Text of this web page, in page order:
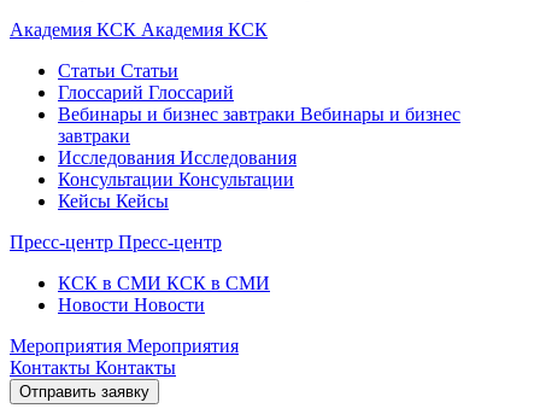
Академия КСК Академия КСК
Статьи Статьи
Глоссарий Глоссарий
Вебинары и бизнес завтраки Вебинары и бизнес
завтраки
Исследования Исследования
Консультации Консультации
Кейсы Кейсы
Пресс-центр Пресс-центр
КСК в СМИ КСК в СМИ
Новости Новости
Мероприятия Мероприятия
Контакты Контакты
Отправить заявку